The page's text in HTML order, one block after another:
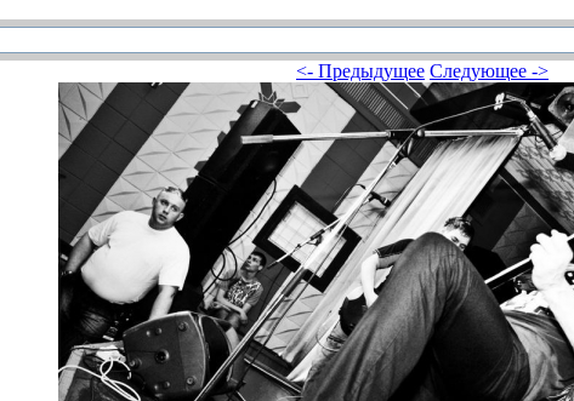
<- Предыдущее Следующее ->